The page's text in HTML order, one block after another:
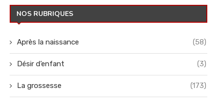
NOS RUBRIQUES
Après la naissance (58)
Désir d’enfant (3)
La grossesse (173)